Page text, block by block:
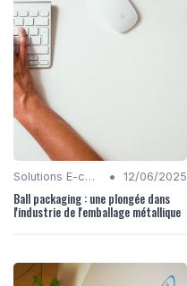
Solutions E-commerce • 12/06/2025
Ball packaging : une plongée dans
l'industrie de l'emballage métallique